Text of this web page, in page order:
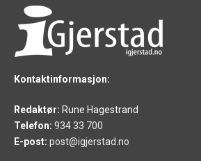
Kontaktinformasjon:
Redaktør: Rune Hagestrand
Telefon: 934 33 700
E-post: post@igjerstad.no